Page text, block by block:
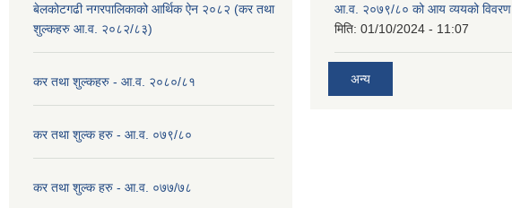
बेलकोटगढी नगरपालिकाको आर्थिक ऐन २०८२ (कर तथा
शुल्कहरु आ.व. २०८२/८३)
कर तथा शुल्कहरु - आ.व. २०८०/८१
कर तथा शुल्क हरु - आ.व. ०७९/८०
कर तथा शुल्क हरु - आ.व. ०७७/७८
आ.व. २०७९/८० को आय व्ययको विवरण
मिति: 01/10/2024 - 11:07
अन्य